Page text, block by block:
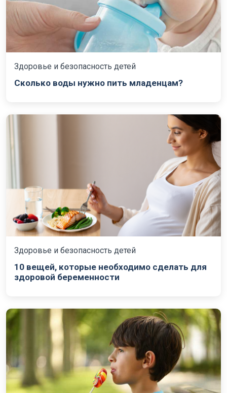
Здоровье и безопасность детей
Сколько воды нужно пить младенцам?
Здоровье и безопасность детей
10 вещей, которые необходимо сделать для
здоровой беременности